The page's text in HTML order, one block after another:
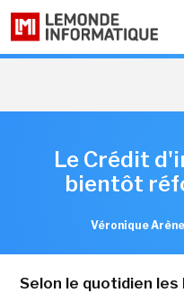
Le Crédit
bientôt
Véronique Arène
Selon le quotidien